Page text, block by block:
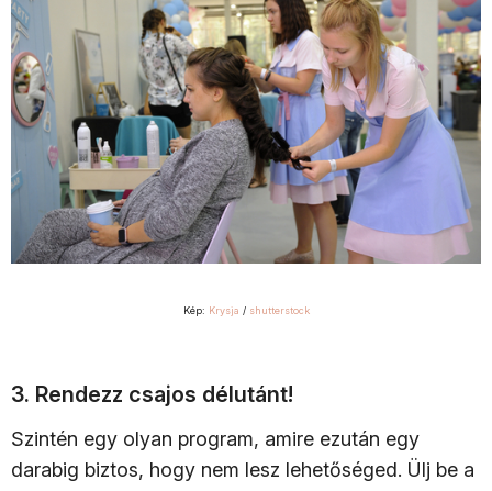
Kép: Krysja / shutterstock
3. Rendezz csajos délutánt!
Szintén egy olyan program, amire ezután egy
darabig biztos, hogy nem lesz lehetőséged. Ülj be a